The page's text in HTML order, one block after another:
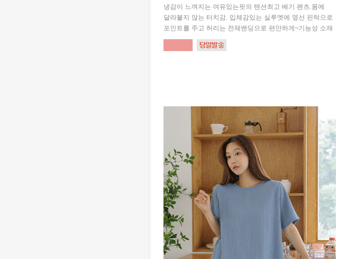
냉감이 느껴지는 여유있는핏의 텐션최고 배기 팬츠.몸에
달라붙지 않는 터치감. 입체감있는 실루엣에 옆선 핀턱으로
포인트를 주고 허리는 전체밴딩으로 편안하게~기능성 소재